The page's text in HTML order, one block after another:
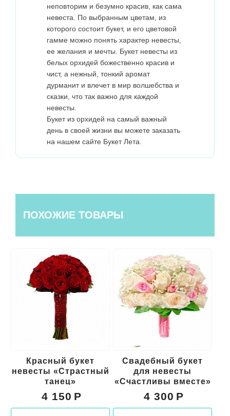
неповторим и безумно красив, как сама
невеста. По выбранным цветам, из
которого состоит букет, и его цветовой
гамме можно понять характер невесты,
ее желания и мечты. Букет невесты из
белых орхидей божественно красив и
чист, а нежный, тонкий аромат
дурманит и влечет в мир волшебства и
сказки, что так важно для каждой
невесты.
Букет из орхидей на самый важный
день в своей жизни вы можете заказать
на нашем сайте Букет Лета.
ПОХОЖИЕ ТОВАРЫ
Красный букет
невесты «Страстный
танец»
4 150
Свадебный букет
для невесты
«Счастливы вместе»
4 300